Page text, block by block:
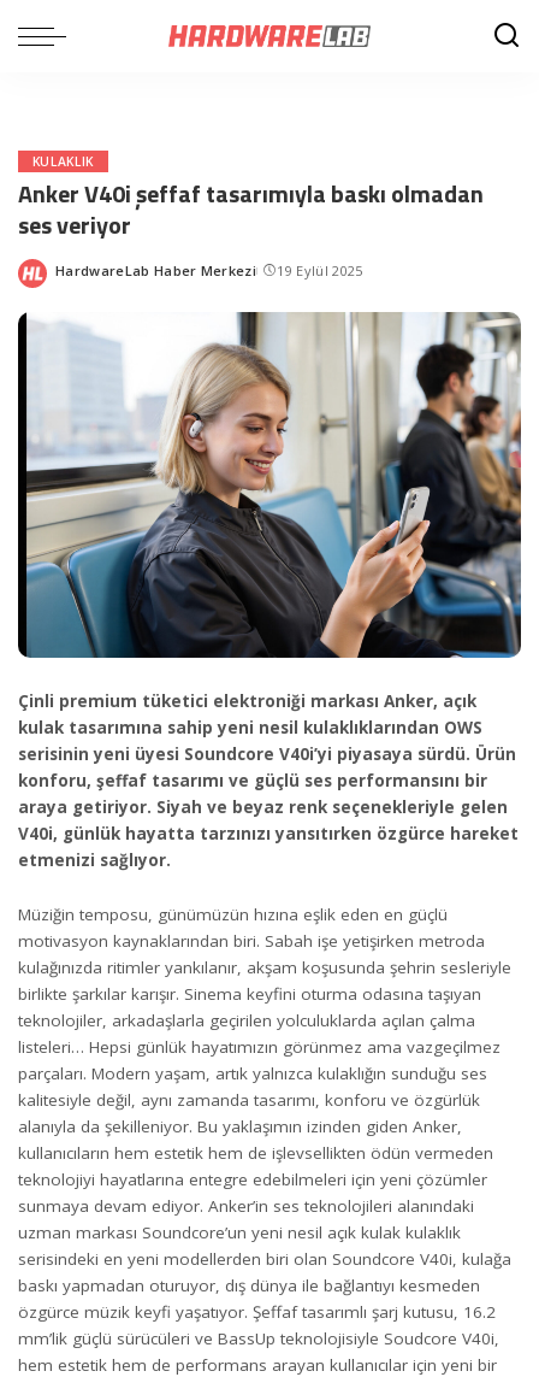
KULAKLIK
Anker V40i şeffaf tasarımıyla baskı olmadan
ses veriyor
Posted
HardwareLab Haber Merkezi 19 Eylül 2025
Çinli premium tüketici elektroniği markası Anker, açık
kulak tasarımına sahip yeni nesil kulaklıklarından OWS
serisinin yeni üyesi Soundcore V40i’yi piyasaya sürdü. Ürün
konforu, şeffaf tasarımı ve güçlü ses performansını bir
araya getiriyor. Siyah ve beyaz renk seçenekleriyle gelen
V40i, günlük hayatta tarzınızı yansıtırken özgürce hareket
etmenizi sağlıyor.
Müziğin temposu, günümüzün hızına eşlik eden en güçlü
motivasyon kaynaklarından biri. Sabah işe yetişirken metroda
kulağınızda ritimler yankılanır, akşam koşusunda şehrin sesleriyle
birlikte şarkılar karışır. Sinema keyfini oturma odasına taşıyan
teknolojiler, arkadaşlarla geçirilen yolculuklarda açılan çalma
listeleri… Hepsi günlük hayatımızın görünmez ama vazgeçilmez
parçaları. Modern yaşam, artık yalnızca kulaklığın sunduğu ses
kalitesiyle değil, aynı zamanda tasarımı, konforu ve özgürlük
alanıyla da şekilleniyor. Bu yaklaşımın izinden giden Anker,
kullanıcıların hem estetik hem de işlevsellikten ödün vermeden
teknolojiyi hayatlarına entegre edebilmeleri için yeni çözümler
sunmaya devam ediyor. Anker’in ses teknolojileri alanındaki
uzman markası Soundcore’un yeni nesil açık kulak kulaklık
serisindeki en yeni modellerden biri olan Soundcore V40i, kulağa
baskı yapmadan oturuyor, dış dünya ile bağlantıyı kesmeden
özgürce müzik keyfi yaşatıyor. Şeffaf tasarımlı şarj kutusu, 16.2
mm’lik güçlü sürücüleri ve BassUp teknolojisiyle Soudcore V40i,
hem estetik hem de performans arayan kullanıcılar için yeni bir